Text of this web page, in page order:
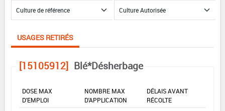
USAGES RETIRÉS
[15105912] Blé*Désherbage
DOSE MAX
D'EMPLOI
NOMBRE MAX
D'APPLICATION
DÉLAIS AVANT
RÉCOLTE